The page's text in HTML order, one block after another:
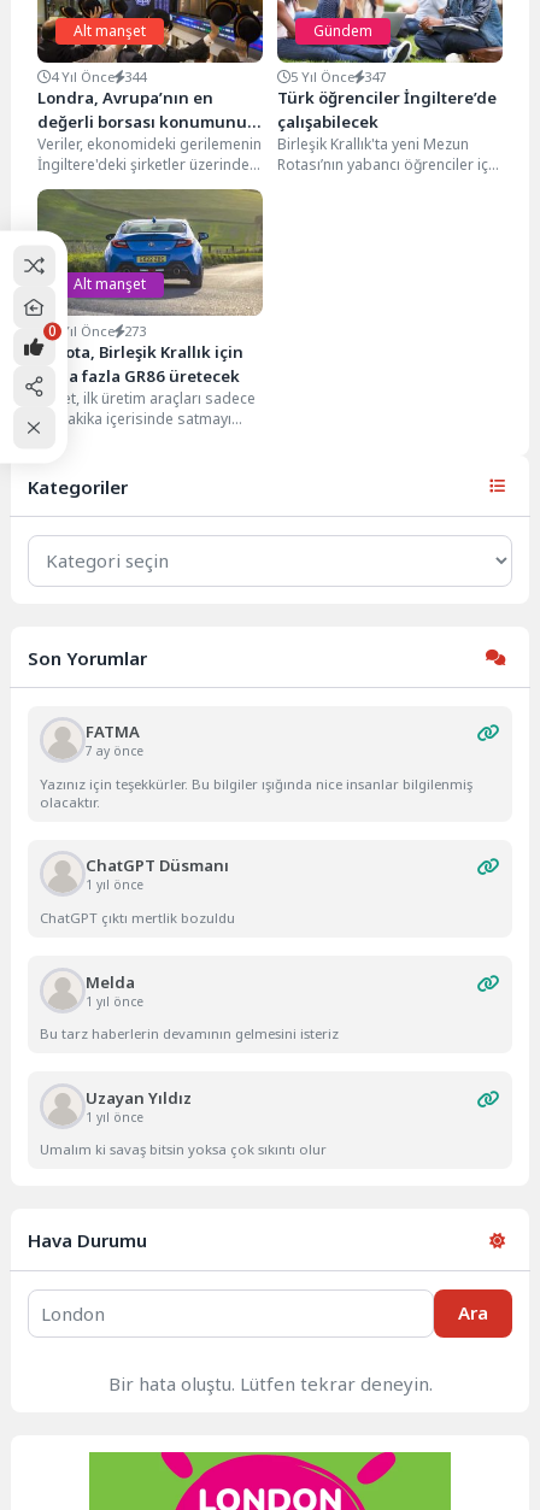
Alt manşet
4 Yıl Önce 344
Londra, Avrupa’nın en
değerli borsası konumunu
Paris’e kaptırdı
Veriler, ekonomideki gerilemenin
İngiltere'deki şirketler üzerinde
etkisini gösterdiğini ve Londra
borsasının Avrupa'nın en değerli
borsası...
Gündem
5 Yıl Önce 347
Türk öğrenciler İngiltere’de
çalışabilecek
Birleşik Krallık'ta yeni Mezun
Rotası’nın yabancı öğrenciler için
Alt manşet
3 Yıl Önce 273
Toyota, Birleşik Krallık için
daha fazla GR86 üretecek
Şirket, ilk üretim araçları sadece
90 dakika içerisinde satmayı
başarmıştı. Japon otomobil
Kategoriler
Kategoriler
Son Yorumlar
FATMA
7 ay önce
Yazınız için teşekkürler. Bu bilgiler ışığında nice insanlar bilgilenmiş
olacaktır.
ChatGPT Düsmanı
1 yıl önce
ChatGPT çıktı mertlik bozuldu
Melda
1 yıl önce
Bu tarz haberlerin devamının gelmesini isteriz
Uzayan Yıldız
1 yıl önce
Umalım ki savaş bitsin yoksa çok sıkıntı olur
Hava Durumu
Ara
Bir hata oluştu. Lütfen tekrar deneyin.
0